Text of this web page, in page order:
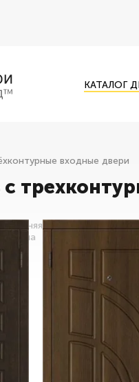
КАТАЛОГ
с
входные двери
сторона